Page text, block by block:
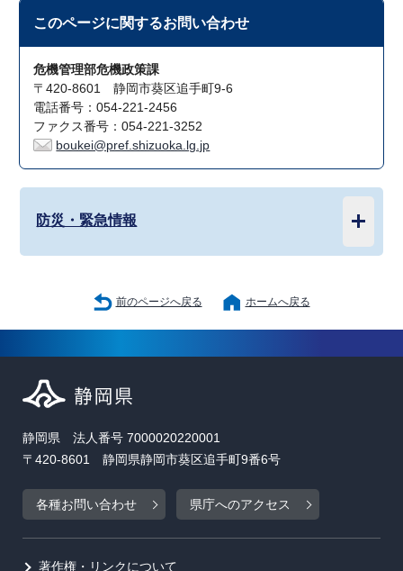
このページに関するお問い合わせ
危機管理部危機政策課
〒420-8601 静岡市葵区追手町9-6
電話番号：054-221-2456
ファクス番号：054-221-3252
boukei@pref.shizuoka.lg.jp
防災・緊急情報
前のページへ戻る ホームへ戻る
静岡県 法人番号 7000020220001
〒420-8601 静岡県静岡市葵区追手町9番6号
各種お問い合わせ 県庁へのアクセス
著作権・リンクについて